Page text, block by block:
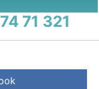
71 321